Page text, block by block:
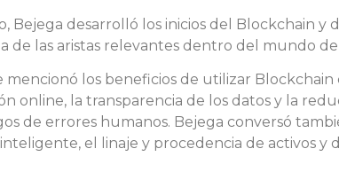
Bejega desarrolló los inicios del Blockchain y
de las aristas relevantes dentro del mundo de
mencionó los beneficios de utilizar
online, la transparencia de los datos y la
de errores humanos. Bejega conversó
el linaje y procedencia de activos